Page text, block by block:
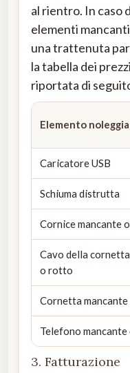
al rientro. In caso
elementi
una trattenuta
la tabella dei
riportata di
Elemento
Caricatore USB
Schiuma distrutta
Cornice mancante
Cavo della
o rotto
Cornetta
Telefono
3. Fatturazione